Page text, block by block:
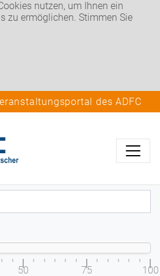
nutzen, um Ihnen ein
zu ermöglichen. Stimmen Sie
des ADFC
50 75 100